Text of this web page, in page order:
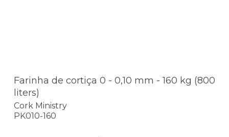
Farinha de cortiça 0 - 0,10 mm - 160 kg (800
liters)
Cork Ministry
PK010-160